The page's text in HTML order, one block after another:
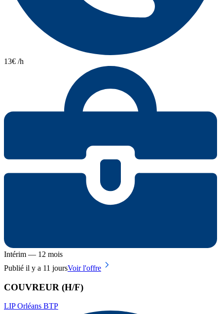
13€ /h
Intérim — 12 mois
Publié il y a 11 joursVoir l'offre
COUVREUR (H/F)
LIP Orléans BTP